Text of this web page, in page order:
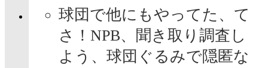
球団で他にもやってた、て
さ！NPB、聞き取り調査し
よう、球団ぐるみで隠匿な